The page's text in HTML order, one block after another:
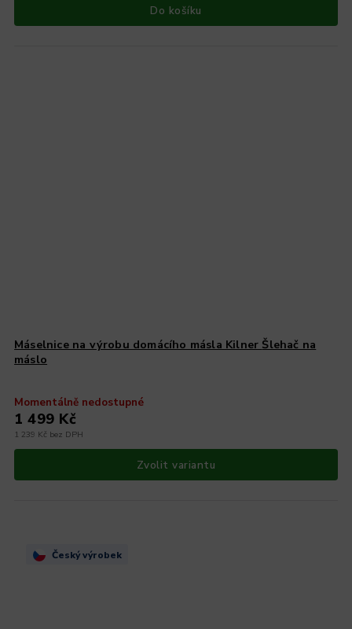
Do košíku
Máselnice na výrobu domácího másla Kilner Šlehač na
máslo
Momentálně nedostupné
1 239 Kč bez DPH
1 499 Kč
Zvolit variantu
Český výrobek